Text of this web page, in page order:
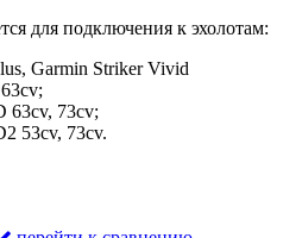
для подключения к эхолотам:
Garmin Striker Vivid
63cv, 73cv;
53cv, 73cv.